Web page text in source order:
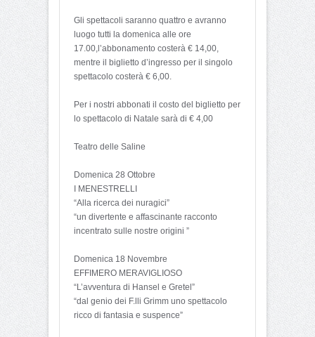
Gli spettacoli saranno quattro e avranno
luogo tutti la domenica alle ore
17.00,l’abbonamento costerà € 14,00,
mentre il biglietto d’ingresso per il singolo
spettacolo costerà € 6,00.
Per i nostri abbonati il costo del biglietto per
lo spettacolo di Natale sarà di € 4,00
Teatro delle Saline
Domenica 28 Ottobre
I MENESTRELLI
“Alla ricerca dei nuragici”
“un divertente e affascinante racconto
incentrato sulle nostre origini ”
Domenica 18 Novembre
EFFIMERO MERAVIGLIOSO
“L’avventura di Hansel e Gretel”
“dal genio dei F.lli Grimm uno spettacolo
ricco di fantasia e suspence”